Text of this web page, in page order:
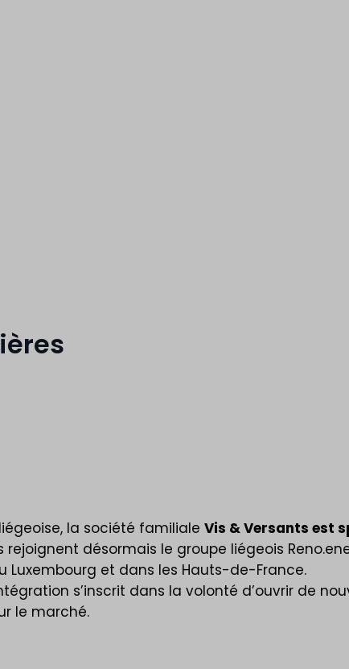
la société familiale Vis & Versants est
rejoignent désormais le groupe liégeois
Luxembourg et dans les Hauts-de-France.
s’inscrit dans la volonté d’ouvrir de
le marché.